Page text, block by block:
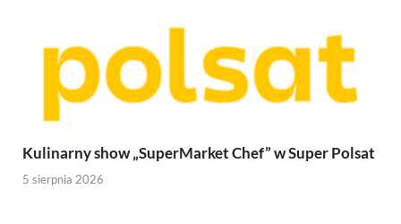
Kulinarny show „SuperMarket Chef” w Super Polsat
5 sierpnia 2026